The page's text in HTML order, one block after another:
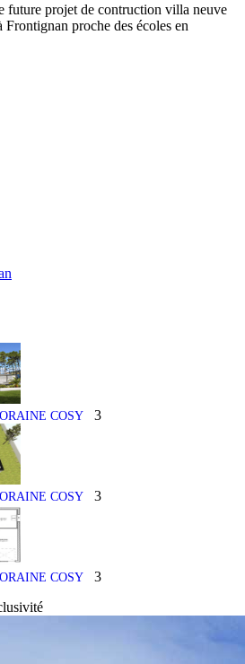
future projet de contruction villa neuve
proche des écoles en
COSY 3
COSY 3
COSY
3